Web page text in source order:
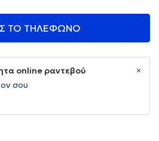
ΤΟ ΤΗΛΕΦΩΝΟ
online ραντεβού
σου